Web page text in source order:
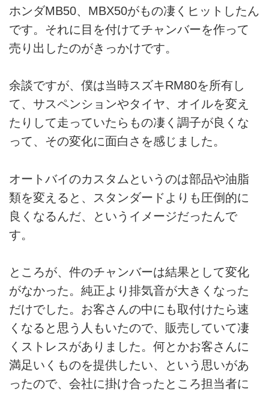
ホンダMB50、MBX50がもの凄くヒットしたん
です。それに目を付けてチャンバーを作って
売り出したのがきっかけです。
余談ですが、僕は当時スズキRM80を所有し
て、サスペンションやタイヤ、オイルを変え
たりして走っていたらもの凄く調子が良くな
って、その変化に面白さを感じました。
オートバイのカスタムというのは部品や油脂
類を変えると、スタンダードよりも圧倒的に
良くなるんだ、というイメージだったんで
す。
ところが、件のチャンバーは結果として変化
がなかった。純正より排気音が大きくなった
だけでした。お客さんの中にも取付けたら速
くなると思う人もいたので、販売していて凄
くストレスがありました。何とかお客さんに
満足いくものを提供したい、という思いがあ
ったので、会社に掛け合ったところ担当者に